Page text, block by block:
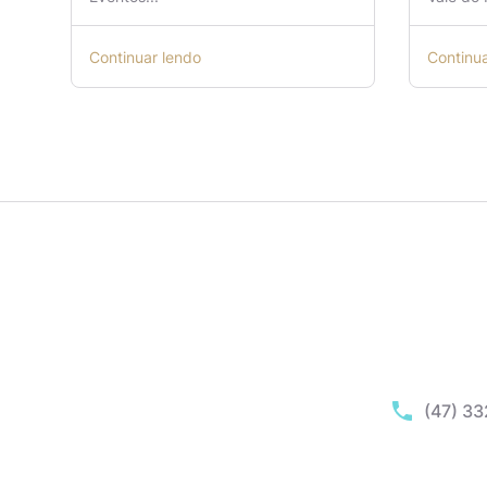
Continuar lendo
(47)